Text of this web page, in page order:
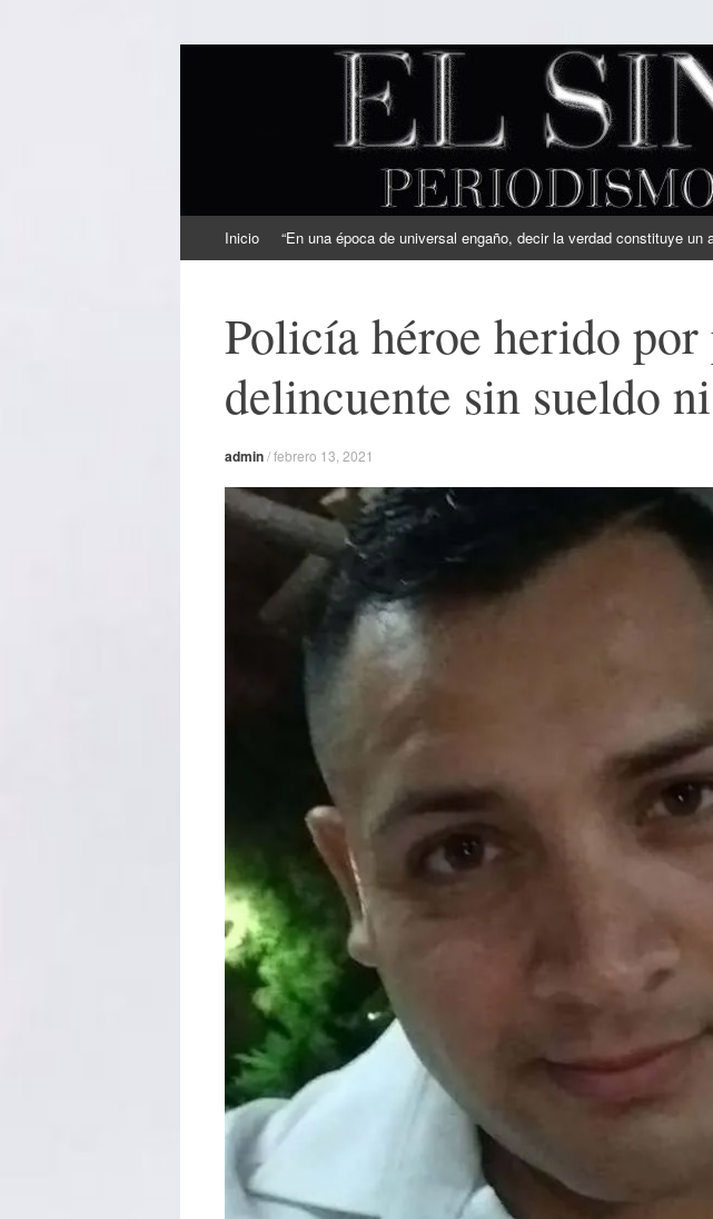
EL SINDICAL
Periodismo Inteligente
al
Inicio “En una época de universal engaño, decir la verdad constituye un
Policía héroe herido
delincuente sin sueldo
admin/febrero 13, 2021